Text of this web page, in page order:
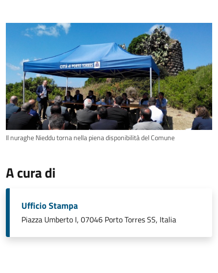
Il nuraghe Nieddu torna nella piena disponibilità del Comune
A cura di
Ufficio Stampa
Piazza Umberto I, 07046 Porto Torres SS, Italia